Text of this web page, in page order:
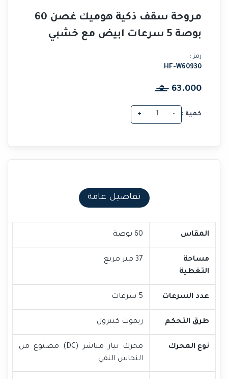
مروحة سقف ذكية هوميك غصن 60
بوصة 5 سرعات ابيض مع خشبي
رمز :
HF-W60930
63.000
كمية : -
+
تفاصيل عامة
المقاس 60 بوصة
مساحة
التغطية
37 متر مربع
عدد السرعات 5 سرعات
طرق التحكم ريموت كنترول
نوع المحرك
محرك تيار مباشر (DC) مصنوع من
النحاس النقي